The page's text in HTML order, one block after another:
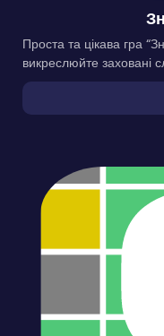
Проста та цікава гра
викреслюйте заховані